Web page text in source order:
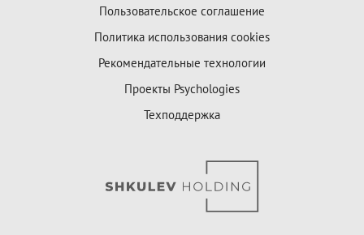
Пользовательское соглашение
Политика использования cookies
Рекомендательные технологии
Проекты Psychologies
Техподдержка